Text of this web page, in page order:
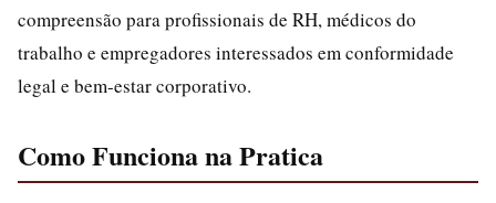
compreensão para profissionais de RH, médicos do
trabalho e empregadores interessados em conformidade
legal e bem-estar corporativo.
Como Funciona na Pratica